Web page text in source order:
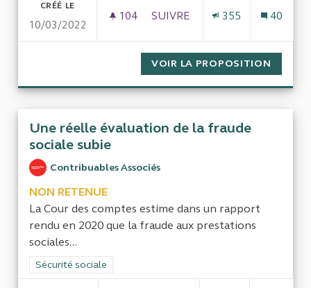
CRÉÉ LE
10/03/2022
104 104 ABONNÉS
SUIVRE
355 40
VOIR LA PROPOSITION
Une réelle évaluation de la fraude
sociale subie
Contribuables Associés
NON RETENUE
La Cour des comptes estime dans un rapport
rendu en 2020 que la fraude aux prestations
sociales...
Filtrer les résultats de la catégorie : Sécurité sociale
Sécurité sociale